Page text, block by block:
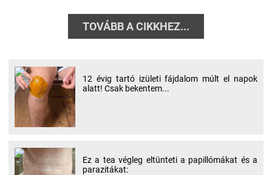
TOVÁBB A CIKKHEZ...
12 évig tartó izületi fájdalom múlt el napok
alatt! Csak bekentem...
Ez a tea végleg eltünteti a papillómákat és a
parazitákat: